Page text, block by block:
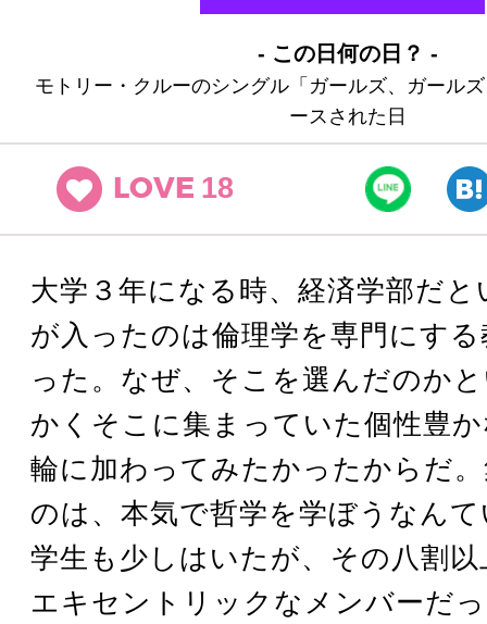
- この日何の日？ -
モトリー・クルーのシングル「ガールズ、ガール
ースされた日
LOVE 18
大学３年になる時、経済学部だ
が入ったのは倫理学を専門にす
った。なぜ、そこを選んだのか
かくそこに集まっていた個性豊
輪に加わってみたかったからだ
のは、本気で哲学を学ぼうなん
学生も少しはいたが、その八割
エキセントリックなメンバーだ